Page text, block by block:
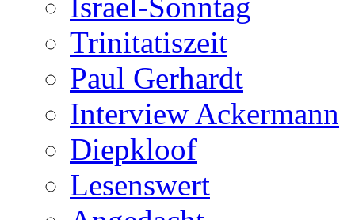
Trinitatiszeit
Paul Gerhardt
Interview Ackermann
Diepkloof
Lesenswert